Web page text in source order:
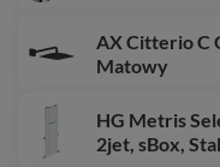
AX Citterio C
Matowy
HG Metris
2jet, sBox,